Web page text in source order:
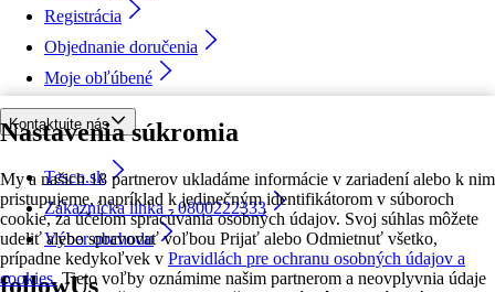
Nastavenia súkromia
My a našich 18 partnerov ukladáme informácie v zariadení alebo k nim
pristupujeme, napríklad k jedinečným identifikátorom v súboroch
cookie, za účelom spracúvania osobných údajov. Svoj súhlas môžete
udeliť alebo spravovať voľbou Prijať alebo Odmietnuť všetko,
prípadne kedykoľvek v Pravidlách pre ochranu osobných údajov a
cookies. Tieto voľby oznámime našim partnerom a neovplyvnia údaje
Registrácia
Objednanie doručenia
Moje obľúbené
Kontaktujte nás
Tesco.sk
Zákaznícka linka - 0800222333
Výber obchodu
followUs